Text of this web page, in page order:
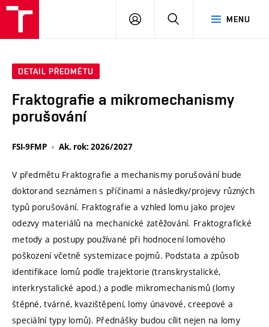
MENU
PŘIHLÁSIT
DETAIL PŘEDMĚTU
Fraktografie a mikromechanismy
porušování
FSI-9FMP Ak. rok: 2026/2027
V předmětu Fraktografie a mechanismy porušování bude
doktorand seznámen s příčinami a následky/projevy různých
typů porušování. Fraktografie a vzhled lomu jako projev
odezvy materiálů na mechanické zatěžování. Fraktografické
metody a postupy používané při hodnocení lomového
poškození včetně systemizace pojmů. Podstata a způsob
identifikace lomů podle trajektorie (transkrystalické,
interkrystalické apod.) a podle mikromechanismů (lomy
štěpné, tvárné, kvazištěpení, lomy únavové, creepové a
speciální typy lomů). Přednášky budou cílit nejen na lomy